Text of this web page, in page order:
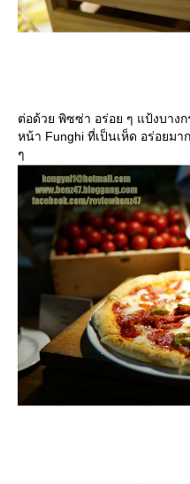
ต่อด้วย พิซซ่า อร่อย ๆ แป้งบาง
หน้า Funghi ที่เป็นเห็ด อร่อยม
ๆ